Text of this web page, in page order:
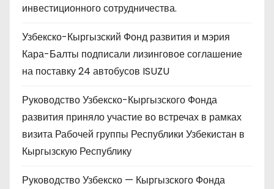
инвестиционного сотрудничества.
Узбекско-Кыргызский Фонд развития и мэрия
Кара-Балты подписали лизинговое соглашение
на поставку 24 автобусов ISUZU
Руководство Узбекско-Кыргызского Фонда
развития приняло участие во встречах в рамках
визита Рабочей группы Республики Узбекистан в
Кыргызскую Республику
Руководство Узбекско — Кыргызского Фонда